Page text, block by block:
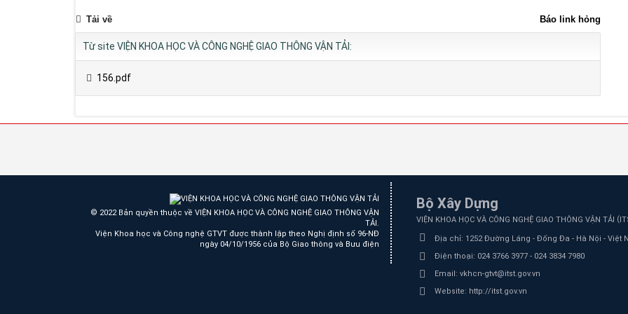
Báo link hỏng
Tải về
Từ site VIỆN KHOA HỌC VÀ CÔNG NGHỆ GIAO THÔNG VẬN TẢI:
156.pdf
© 2022 Bản quyền thuộc về VIỆN KHOA HỌC VÀ CÔNG NGHỆ GIAO THÔNG VẬN
TẢI.
Viện Khoa học và Công nghệ GTVT được thành lập theo Nghị định số 96-NĐ
ngày 04/10/1956 của Bộ Giao thông và Bưu điện
Bộ Xây Dựng
VIỆN KHOA HỌC VÀ CÔNG NGHỆ GIAO THÔNG VẬN TẢI (
Địa chỉ: 1252 Đường Láng - Đống Đa - Hà Nội - Việt
Điện thoại: 024 3766 3977 - 024 3834 7980
Email: vkhcn-gtvt@itst.gov.vn
Website: http://itst.gov.vn